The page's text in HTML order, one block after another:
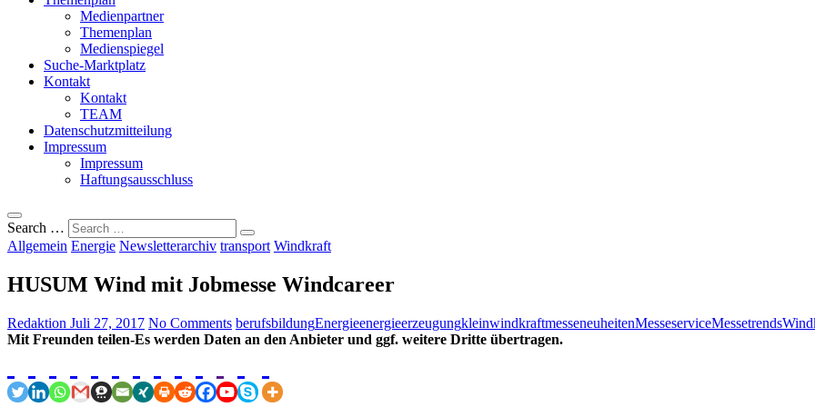
Medienpartner
Themenplan
Medienspiegel
Suche-Marktplatz
Kontakt
Kontakt
TEAM
Datenschutzmitteilung
Impressum
Impressum
Haftungsausschluss
Search …
Allgemein Energie Newsletterarchiv transport Windkraft
HUSUM Wind mit Jobmesse Windcareer
Redaktion Juli 27, 2017 No Comments berufsbildungEnergieenergieerzeugungkleinwindkraftmesseneuheitenMesseserviceMessetrends
Mit Freunden teilen-Es werden Daten an den Anbieter und ggf. weitere Dritte übertragen.